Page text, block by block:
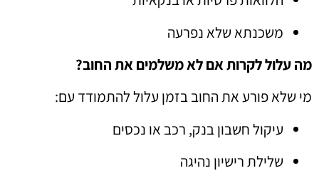
משכנתא שלא נפרעה
מה עלול לקרות אם לא משלמים את החוב?
מי שלא פורע את החוב בזמן עלול להתמודד עם:
עיקול חשבון בנק, רכב או נכסים
שלילת רישיון נהיגה